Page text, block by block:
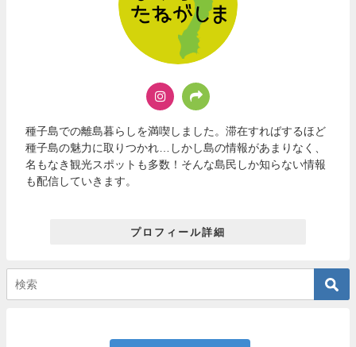
種子島での離島暮らしを満喫しました。滞在すればするほど
種子島の魅力に取りつかれ…しかし島の情報があまりなく、
名もなき観光スポットも多数！そんな島民しか知らない情報
も配信していきます。
プロフィール詳細